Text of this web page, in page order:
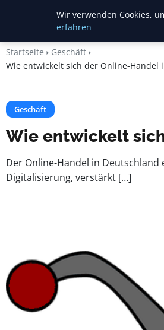
Heide Rundum
Startseite
Geschäft
Wie entwickelt sich der Online-Handel
Geschäft
Wie entwickelt
Der Online-Handel in
Digitalisierung, verstärkt […]
Wir verwenden Cookies,
erfahren